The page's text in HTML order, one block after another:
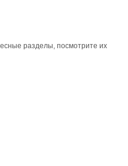
разделы, посмотрите их